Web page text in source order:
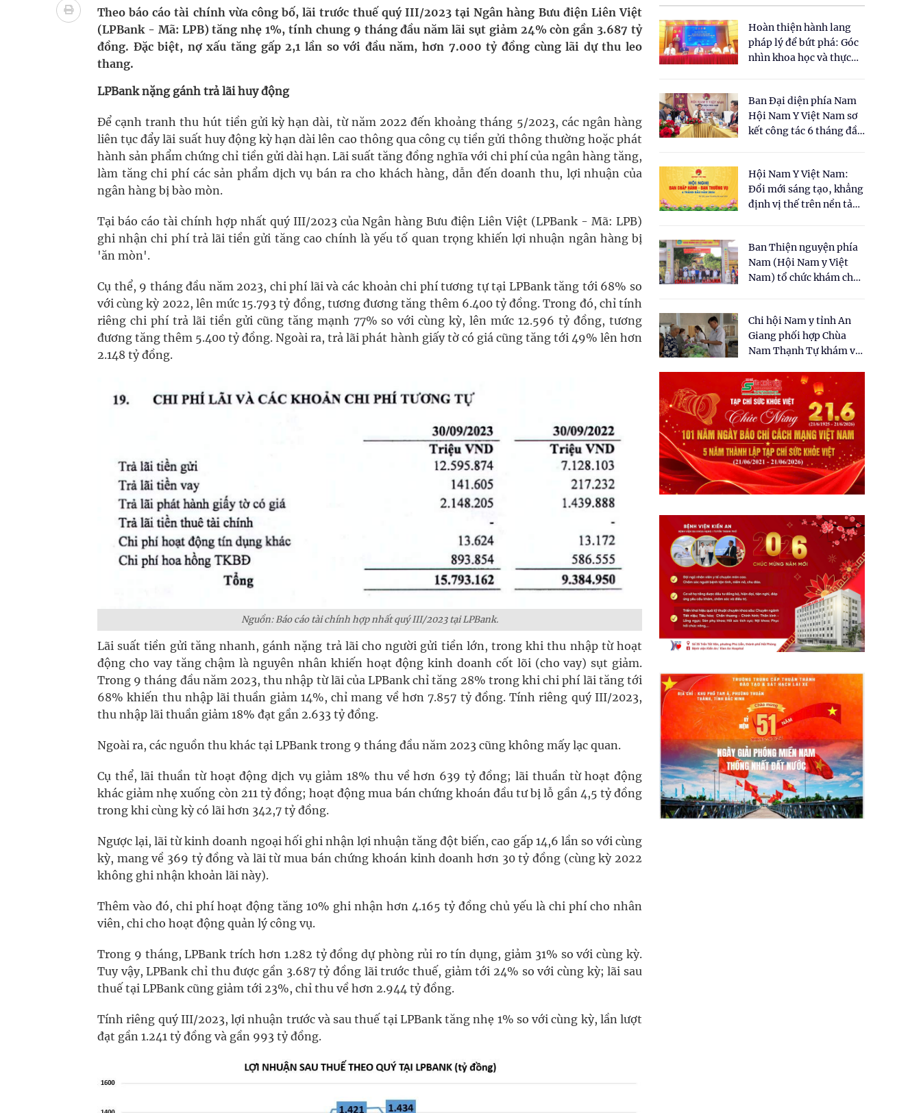
cầu
Ung thư thận: Nguy hiểm vì tiến triển quá âm thầm
Nhiều chuỗi hoạt động lớn được diễn ra tại Lễ hội sầu riêng 2026
Súp lơ xanh mang đến hy vọng mới trong phòng ngừa ung thư
Theo báo cáo tài chính vừa công bố, lãi trước thuế quý III/2023 tại Ngân hàng Bưu điện Liên Việt
(LPBank - Mã: LPB) tăng nhẹ 1%, tính chung 9 tháng đầu năm lãi sụt giảm 24% còn gần 3.687 tỷ
đồng. Đặc biệt, nợ xấu tăng gấp 2,1 lần so với đầu năm, hơn 7.000 tỷ đồng cùng lãi dự thu leo
thang.
LPBank nặng gánh trả lãi huy động
Để cạnh tranh thu hút tiền gửi kỳ hạn dài, từ năm 2022 đến khoảng tháng 5/2023, các ngân hàng
liên tục đẩy lãi suất huy động kỳ hạn dài lên cao thông qua công cụ tiền gửi thông thường hoặc phát
hành sản phẩm chứng chỉ tiền gửi dài hạn. Lãi suất tăng đồng nghĩa với chi phí của ngân hàng tăng,
làm tăng chi phí các sản phẩm dịch vụ bán ra cho khách hàng, dẫn đến doanh thu, lợi nhuận của
ngân hàng bị bào mòn.
Tại báo cáo tài chính hợp nhất quý III/2023 của Ngân hàng Bưu điện Liên Việt (LPBank - Mã: LPB)
ghi nhận chi phí trả lãi tiền gửi tăng cao chính là yếu tố quan trọng khiến lợi nhuận ngân hàng bị
'ăn mòn'.
Cụ thể, 9 tháng đầu năm 2023, chi phí lãi và các khoản chi phí tương tự tại LPBank tăng tới 68% so
với cùng kỳ 2022, lên mức 15.793 tỷ đồng, tương đương tăng thêm 6.400 tỷ đồng. Trong đó, chỉ tính
riêng chi phí trả lãi tiền gửi cũng tăng mạnh 77% so với cùng kỳ, lên mức 12.596 tỷ đồng, tương
đương tăng thêm 5.400 tỷ đồng. Ngoài ra, trả lãi phát hành giấy tờ có giá cũng tăng tới 49% lên hơn
2.148 tỷ đồng.
Nguồn: Báo cáo tài chính hợp nhất quý III/2023 tại LPBank.
Lãi suất tiền gửi tăng nhanh, gánh nặng trả lãi cho người gửi tiền lớn, trong khi thu nhập từ hoạt
động cho vay tăng chậm là nguyên nhân khiến hoạt động kinh doanh cốt lõi (cho vay) sụt giảm.
Trong 9 tháng đầu năm 2023, thu nhập từ lãi của LPBank chỉ tăng 28% trong khi chi phí lãi tăng tới
68% khiến thu nhập lãi thuần giảm 14%, chỉ mang về hơn 7.857 tỷ đồng. Tính riêng quý III/2023,
thu nhập lãi thuần giảm 18% đạt gần 2.633 tỷ đồng.
Ngoài ra, các nguồn thu khác tại LPBank trong 9 tháng đầu năm 2023 cũng không mấy lạc quan.
Cụ thể, lãi thuần từ hoạt động dịch vụ giảm 18% thu về hơn 639 tỷ đồng; lãi thuần từ hoạt động
khác giảm nhẹ xuống còn 211 tỷ đồng; hoạt động mua bán chứng khoán đầu tư bị lỗ gần 4,5 tỷ đồng
trong khi cùng kỳ có lãi hơn 342,7 tỷ đồng.
Ngược lại, lãi từ kinh doanh ngoại hối ghi nhận lợi nhuận tăng đột biến, cao gấp 14,6 lần so với cùng
kỳ, mang về 369 tỷ đồng và lãi từ mua bán chứng khoán kinh doanh hơn 30 tỷ đồng (cùng kỳ 2022
không ghi nhận khoản lãi này).
Thêm vào đó, chi phí hoạt động tăng 10% ghi nhận hơn 4.165 tỷ đồng chủ yếu là chi phí cho nhân
viên, chi cho hoạt động quản lý công vụ.
Trong 9 tháng, LPBank trích hơn 1.282 tỷ đồng dự phòng rủi ro tín dụng, giảm 31% so với cùng kỳ.
Tuy vậy, LPBank chỉ thu được gần 3.687 tỷ đồng lãi trước thuế, giảm tới 24% so với cùng kỳ; lãi sau
thuế tại LPBank cũng giảm tới 23%, chỉ thu về hơn 2.944 tỷ đồng.
Tính riêng quý III/2023, lợi nhuận trước và sau thuế tại LPBank tăng nhẹ 1% so với cùng kỳ, lần lượt
đạt gần 1.241 tỷ đồng và gần 993 tỷ đồng.
Hoàn thiện hành lang
pháp lý để bứt phá: Góc
nhìn khoa học và thực
cho Luật Y dược cổ
truyền Việt Nam"
Ban Đại diện phía Nam
Hội Nam Y Việt Nam sơ
kết công tác 6 tháng đầu
Hội Nam Y Việt Nam:
Đổi mới sáng tạo, khẳng
định vị thế trên nền tảng
Ban Thiện nguyện phía
Nam (Hội Nam y Việt
Nam) tổ chức khám chữa
dân tại xã Tân Tập
Chi hội Nam y tỉnh An
Giang phối hợp Chùa
Nam Thạnh Tự khám và
nhân dân